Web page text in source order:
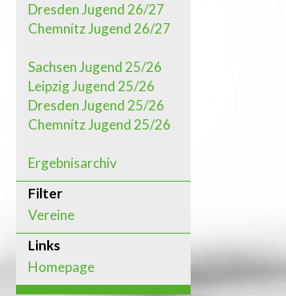
Dresden Jugend 26/27
Chemnitz Jugend 26/27
Sachsen Jugend 25/26
Leipzig Jugend 25/26
Dresden Jugend 25/26
Chemnitz Jugend 25/26
Ergebnisarchiv
Filter
Vereine
Links
Homepage